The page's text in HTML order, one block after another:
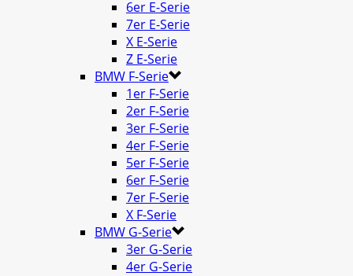
6er E-Serie
7er E-Serie
X E-Serie
Z E-Serie
BMW F-Serie
1er F-Serie
2er F-Serie
3er F-Serie
4er F-Serie
5er F-Serie
6er F-Serie
7er F-Serie
X F-Serie
BMW G-Serie
3er G-Serie
4er G-Serie